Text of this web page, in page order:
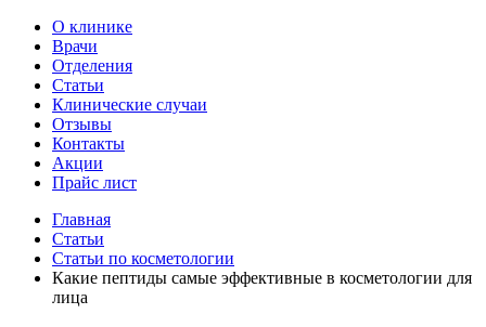
О клинике
Врачи
Отделения
Статьи
Клинические случаи
Отзывы
Контакты
Акции
Прайс лист
Главная
Статьи
Статьи по косметологии
Какие пептиды самые эффективные в косметологии для
лица